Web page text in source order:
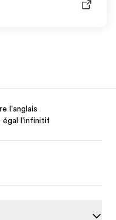
l'anglais
égal l'infinitif